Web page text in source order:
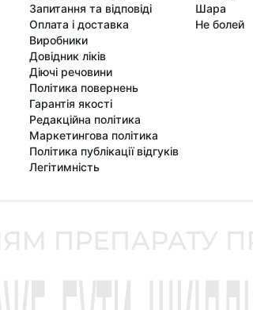
Запитання та відповіді
Оплата і доставка
Виробники
Довідник ліків
Діючі речовини
Політика повернень
Гарантія якості
Редакційна політика
Маркетингова політика
Політика публікації відгуків
Легітимність
Шара
Не болей